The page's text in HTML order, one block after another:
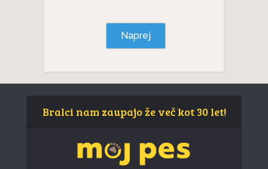
Naprej
Bralci nam zaupajo že več kot 30 let!